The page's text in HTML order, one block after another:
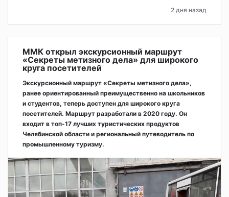
2 дня назад
ММК открыл экскурсионный маршрут
«Секреты метизного дела» для широкого
круга посетителей
Экскурсионный маршрут «Секреты метизного дела»,
ранее ориентированный преимущественно на школьников
и студентов, теперь доступен для широкого круга
посетителей. Маршрут разработали в 2020 году. Он
входит в топ-17 лучших туристических продуктов
Челябинской области и региональный путеводитель по
промышленному туризму.